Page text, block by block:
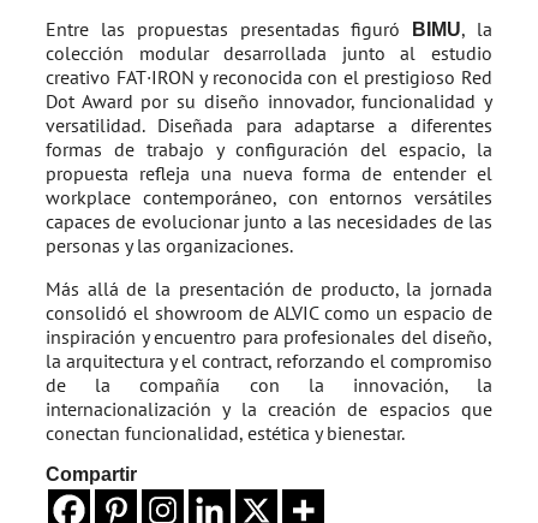
Entre las propuestas presentadas figuró
BIMU, la
colección modular desarrollada junto al estudio
creativo FAT·IRON y reconocida con el prestigioso Red
Dot Award por su diseño innovador, funcionalidad y
versatilidad. Diseñada para adaptarse a diferentes
formas de trabajo y configuración del espacio, la
propuesta refleja una nueva forma de entender el
workplace contemporáneo, con entornos versátiles
capaces de evolucionar junto a las necesidades de las
personas y las organizaciones.
Más allá de la presentación de producto, la jornada
consolidó el showroom de ALVIC como un espacio de
inspiración y encuentro para profesionales del diseño,
la arquitectura y el contract, reforzando el compromiso
de la compañía con la innovación, la
internacionalización y la creación de espacios que
conectan funcionalidad, estética y bienestar.
Compartir